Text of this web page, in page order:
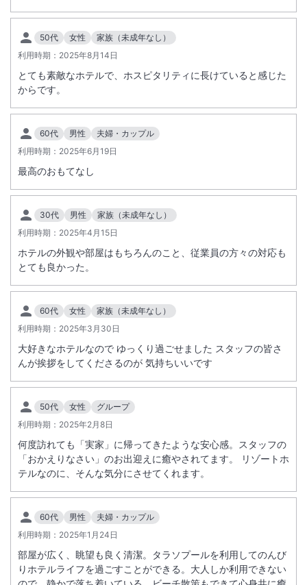
■受変電設備法定点検作業実施に伴う停電のお知らせ■
下記期間につきまして停電を伴う受変電設備法定点検作業を行います。
対象施設 ： 全客室・パブリックスペース
※上記の時間帯は客室内の照明のほか、空調、給湯、冷蔵庫、洗浄便
座、
電気器具（テレビ、コンセント、Wi-Fi・有線LANなど）がご利用いた
だけません。
（客室内電話機・トイレは使用可能）
50代 女性
家族（未成年なし）
利用時期： 2025年8月14日
とても素敵なホテルで、ホスピタリティに長けていると感じた
からです。
60代 男性
夫婦・カップル
利用時期： 2025年6月19日
最高のおもてなし
30代 男性
家族（未成年なし）
利用時期： 2025年4月15日
ホテルの外観や部屋はもちろんのこと、従業員の方々の対応も
とても良かった。
60代 女性
家族（未成年なし）
利用時期： 2025年3月30日
大好きなホテルなので ゆっくり過ごせました スタッフの皆さ
んが挨拶をしてくださるのが 気持ちいいです
50代 女性
グループ
利用時期： 2025年2月8日
何度訪れても「実家」に帰ってきたような安心感。スタッフの
「おかえりなさい」のお出迎えに癒やされてます。 リゾートホ
テルなのに、そんな気分にさせてくれます。
60代 男性
夫婦・カップル
利用時期： 2025年1月24日
部屋が広く、眺望も良く清潔。タラソプールを利用してのんび
りホテルライフを過ごすことができる。大人しか利用できない